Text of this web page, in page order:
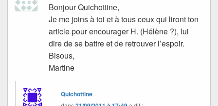
Bonjour Quichottine,
Je me joins à toi et à tous ceux qui liront ton
article pour encourager H. (Hélène ?), lui
dire de se battre et de retrouver l’espoir.
Bisous,
Martine
Quichottine